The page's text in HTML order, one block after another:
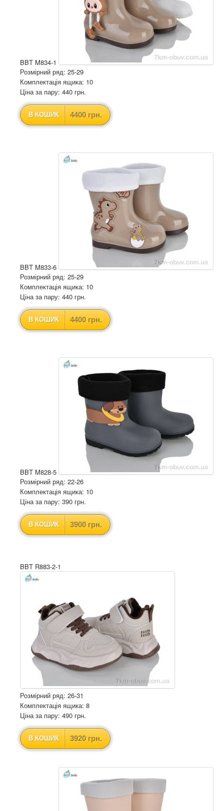
BBT M834-1
Розмірний ряд: 25-29
Комплектація ящика: 10
Ціна за пару: 440 грн.
В КОШИК 4400 грн.
BBT M833-6
Розмірний ряд: 25-29
Комплектація ящика: 10
Ціна за пару: 440 грн.
В КОШИК 4400 грн.
BBT M828-5
Розмірний ряд: 22-26
Комплектація ящика: 10
Ціна за пару: 390 грн.
В КОШИК 3900 грн.
BBT R883-2-1
Розмірний ряд: 26-31
Комплектація ящика: 8
Ціна за пару: 490 грн.
В КОШИК 3920 грн.